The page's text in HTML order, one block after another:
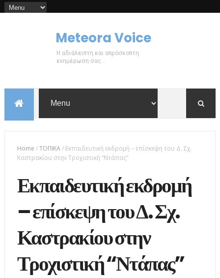
Meteora Voice
Η αδιάλειπτη και απρόσκοπτη
ενημέρωση σας...
Home /ΤΟΠΙΚΑ/ Εκπαιδευτική εκδρομή – επίσκεψη του Δ. Σχ.
Καστρακίου στην Τροχιστική “Ντάπας”
Εκπαιδευτική εκδρομή
– επίσκεψη του Δ. Σχ.
Καστρακίου στην
Τροχιστική “Ντάπας”